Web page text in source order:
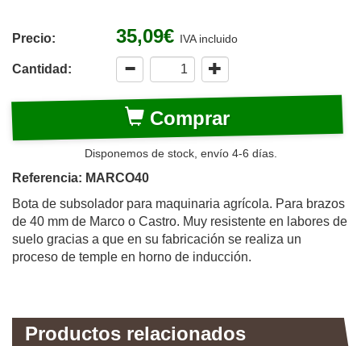
Precio: 35,09€ IVA incluido
Cantidad:
Comprar
Disponemos de stock, envío 4-6 días.
Referencia: MARCO40
Bota de subsolador para maquinaria agrícola. Para brazos
de 40 mm de Marco o Castro. Muy resistente en labores de
suelo gracias a que en su fabricación se realiza un
proceso de temple en horno de inducción.
Productos relacionados